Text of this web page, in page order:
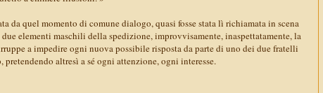
da quel momento di comune dialogo, quasi fosse stata lì richiamata in scena
elementi maschili della spedizione, improvvisamente, inaspettatamente, la
a impedire ogni nuova possibile risposta da parte di uno dei due fratelli
pretendendo altresì a sé ogni attenzione, ogni interesse.